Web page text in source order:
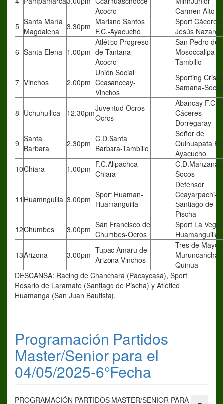
Acocro
Carmen Alto
5 Santa María
Magdalena
3.30pm Mariano Santos
F.C.-Ayacucho
Sport Cáceres-
Jesús
6 Santa Elena 1.00pm
Atlético Progreso
de Tantana-
Acocro
San Pedro de
Mosoccallpa-
Tambillo
7 Vinchos 2.00pm
Unión Social
Ccasanccay-
Vinchos
Sporting
Samana-Socos
8 Uchuhuillca 12.30pmJuventud Ocros-
Ocros
Abancay F.C.-
Cáceres
Dorregaray
9 Santa
Barbara
2.30pm C.D.Santa
Barbara-Tambillo
Señor de
Quinuapata
Ayacucho
10Chiara 1.00pm F.C.Allpachca-
Chiara
Socos
11 Huamnguilla 3.00pm Sport Huaman-
Huamanguilla
Defensor
Ccayarpachi-
Santiago de
Pischa
12Chumbes 3.00pm San Francisco de
Chumbes-Ocros
Sport La Vega-
Huamanguilla
13Arizona 3.00pm Tupac Amaru de
Arizona-Vinchos
Tres de Mayo
Muruncancha-
Quinua
DESCANSA: Racing de Chanchara (Pacaycasa), Sport
Rosario de Laramate (Santiago de Pischa) y Atlético
Huamanga (San Juan Bautista).
Programación Partidos
Master/Senior para el
04/05/2025-6°Fecha
PROGRAMACIÓN PARTIDOS MASTER/SENIOR PARA